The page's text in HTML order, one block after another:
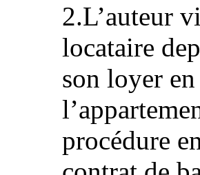
2.L’auteur
locataire
son loyer
procédure